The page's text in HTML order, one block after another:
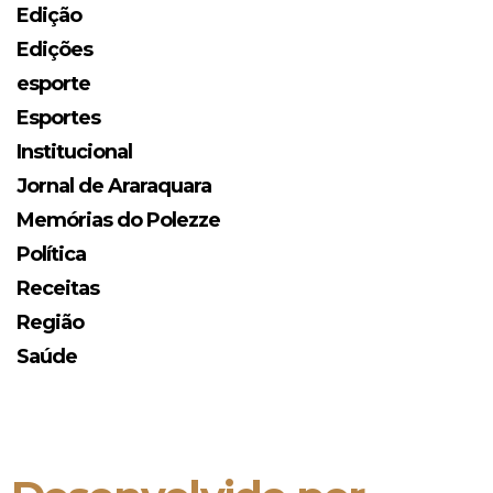
Edição
Edições
esporte
Esportes
Institucional
Jornal de Araraquara
Memórias do Polezze
Política
Receitas
Região
Saúde